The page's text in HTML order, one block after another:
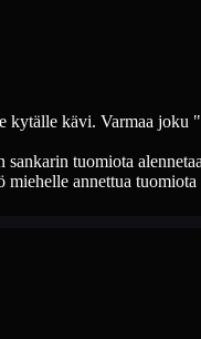
kytälle kävi. Varmaa joku
tuomiota
annettua